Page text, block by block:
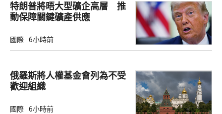
特朗普將晤大型礦企高層 推
動保障關鍵礦產供應
國際 6小時前
俄羅斯將人權基金會列為不受
歡迎組織
國際 6小時前